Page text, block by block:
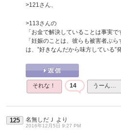
>121さん、
>113さんの
「お金で解決していることは事実で
「妊娠のことは、彼らも被害者ぶ
は、”好きなんだから味方している”
それな！ 14 うーん…
125 名無しだＪ より
2016年12月5日 9:27 PM